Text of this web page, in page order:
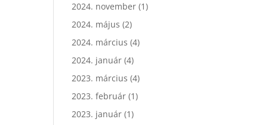
2024. november (1)
2024. május (2)
2024. március (4)
2024. január (4)
2023. március (4)
2023. február (1)
2023. január (1)